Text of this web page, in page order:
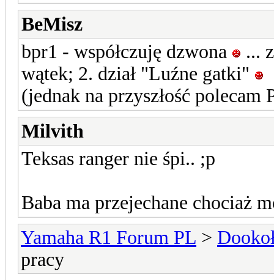
BeMisz
bpr1 - współczuję dzwona
...
wątek; 2. dział "Luźne gatki"
(jednak na przyszłość polecam
Milvith
Teksas ranger nie śpi.. ;p
Baba ma przejechane chociaż
Yamaha R1 Forum PL >
pracy